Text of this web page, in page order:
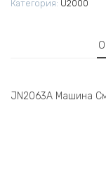
Категория: U2000
JN2063A Машина